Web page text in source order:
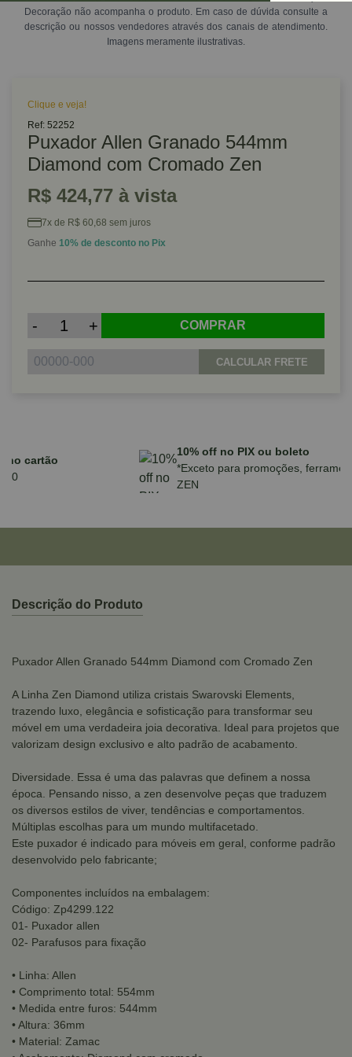
Decoração não acompanha o produto. Em caso de dúvida consulte a
descrição ou nossos vendedores através dos canais de atendimento.
Imagens meramente ilustrativas.
Clique e veja!
Ref: 52252
Puxador Allen Granado 544mm
Diamond com Cromado Zen
R$ 424,77 à vista
7x de R$ 60,68 sem juros
Ganhe 10% de desconto no Pix
- + COMPRAR
CALCULAR FRETE
Parcele em até 10x sem juros no cartão
para compras acima de R$590,00
Descrição do Produto
Puxador Allen Granado 544mm Diamond com Cromado Zen
A Linha Zen Diamond utiliza cristais Swarovski Elements,
trazendo luxo, elegância e sofisticação para transformar seu
móvel em uma verdadeira joia decorativa. Ideal para projetos que
valorizam design exclusivo e alto padrão de acabamento.
Diversidade. Essa é uma das palavras que definem a nossa
época. Pensando nisso, a zen desenvolve peças que traduzem
os diversos estilos de viver, tendências e comportamentos.
Múltiplas escolhas para um mundo multifacetado.
Este puxador é indicado para móveis em geral, conforme padrão
desenvolvido pelo fabricante;
Componentes incluídos na embalagem:
Código: Zp4299.122
01- Puxador allen
02- Parafusos para fixação
• Linha: Allen
• Comprimento total: 554mm
• Medida entre furos: 544mm
• Altura: 36mm
• Material: Zamac